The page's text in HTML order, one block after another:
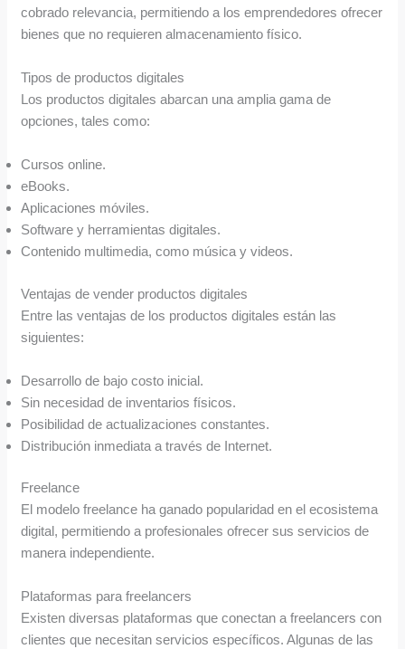
cobrado relevancia, permitiendo a los emprendedores ofrecer
bienes que no requieren almacenamiento físico.
Tipos de productos digitales
Los productos digitales abarcan una amplia gama de
opciones, tales como:
Cursos online.
eBooks.
Aplicaciones móviles.
Software y herramientas digitales.
Contenido multimedia, como música y videos.
Ventajas de vender productos digitales
Entre las ventajas de los productos digitales están las
siguientes:
Desarrollo de bajo costo inicial.
Sin necesidad de inventarios físicos.
Posibilidad de actualizaciones constantes.
Distribución inmediata a través de Internet.
Freelance
El modelo freelance ha ganado popularidad en el ecosistema
digital, permitiendo a profesionales ofrecer sus servicios de
manera independiente.
Plataformas para freelancers
Existen diversas plataformas que conectan a freelancers con
clientes que necesitan servicios específicos. Algunas de las